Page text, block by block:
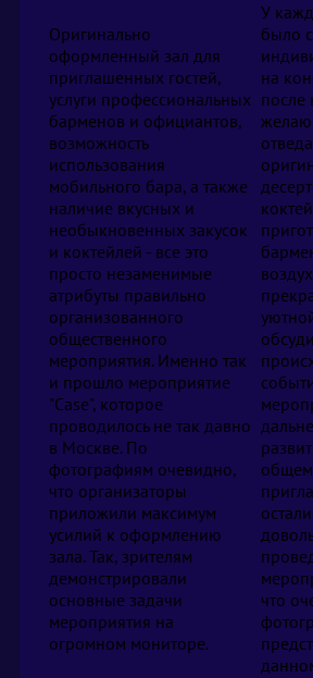
Оригинально
оформленный зал для
приглашенных гостей,
услуги профессиональных
барменов и официантов,
возможность
использования
мобильного бара, а также
наличие вкусных и
необыкновенных закусок
и коктейлей - все это
просто незаменимые
атрибуты правильно
организованного
общественного
мероприятия. Именно так
и прошло мероприятие
"Case", которое
проводилось не так давно
в Москве. По
фотографиям очевидно,
что организаторы
приложили максимум
усилий к оформлению
зала. Так, зрителям
демонстрировали
основные задачи
мероприятия на
огромном мониторе.
У
было
на
после
что